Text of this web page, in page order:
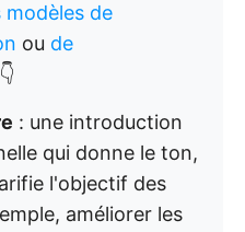
modèles de
ou de
: une introduction
qui donne le ton,
l'objectif des
améliorer les